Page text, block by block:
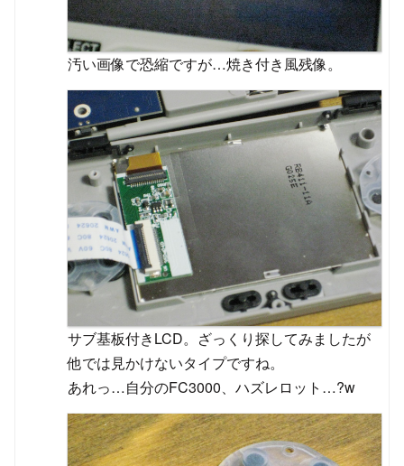
汚い画像で恐縮ですが…焼き付き風残像。
サブ基板付きLCD。ざっくり探してみましたが
他では見かけないタイプですね。
あれっ…自分のFC3000、ハズレロット…?w